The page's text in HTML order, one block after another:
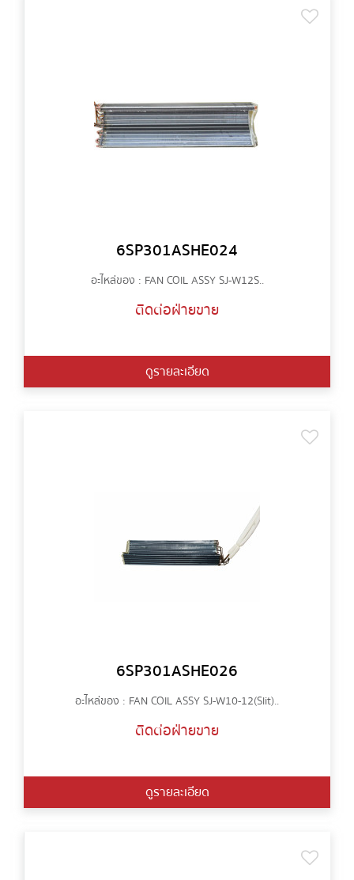
6SP301ASHE024
อะไหล่ของ : FAN COIL ASSY SJ-W12S..
ติดต่อฝ่ายขาย
ดูรายละเอียด
6SP301ASHE026
อะไหล่ของ : FAN COIL ASSY SJ-W10-12(Slit)..
ติดต่อฝ่ายขาย
ดูรายละเอียด